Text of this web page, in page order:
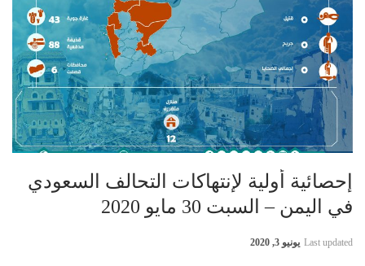
إحصائية أولية لإنتهاكات التحالف السعودي
في اليمن – السبت 30 مايو 2020
Last updated يونيو 3, 2020